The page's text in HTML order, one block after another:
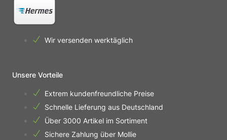
Wir versenden werktäglich
Unsere Vorteile
Extrem kundenfreundliche Preise
Schnelle Lieferung aus Deutschland
Über 3000 Artikel im Sortiment
Sichere Zahlung über Mollie